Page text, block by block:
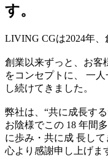
す。
LIVING CGは2024年、
創業以来ずっと、お客
をコンセプトに、 一
し続けてきました。
弊社は、“共に成長す
お陰様でこの 18 年間
に歩み・共に成 長して
心より感謝申し上げま